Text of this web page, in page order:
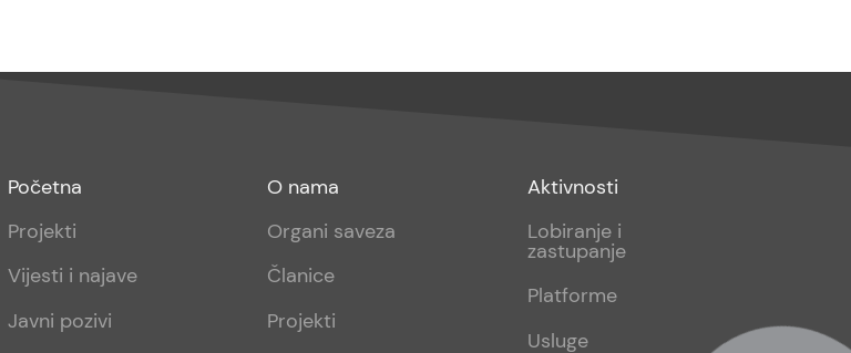
Footer
menu
Početna
Projekti
Vijesti i najave
Javni pozivi
Footer
sub
O nama
Organi saveza
Članice
Projekti
Footer
sub
Aktivnosti
Lobiranje i
zastupanje
Platforme
Usluge